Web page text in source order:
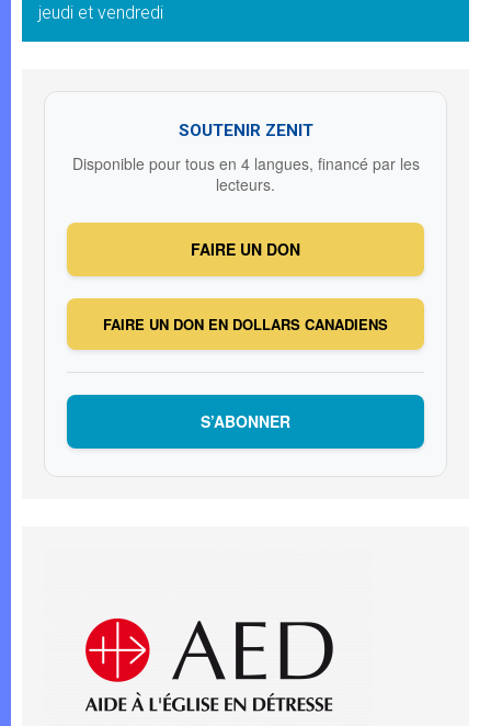
jeudi et vendredi
SOUTENIR ZENIT
Disponible pour tous en 4 langues, financé par les
lecteurs.
FAIRE UN DON
FAIRE UN DON EN DOLLARS CANADIENS
S’ABONNER